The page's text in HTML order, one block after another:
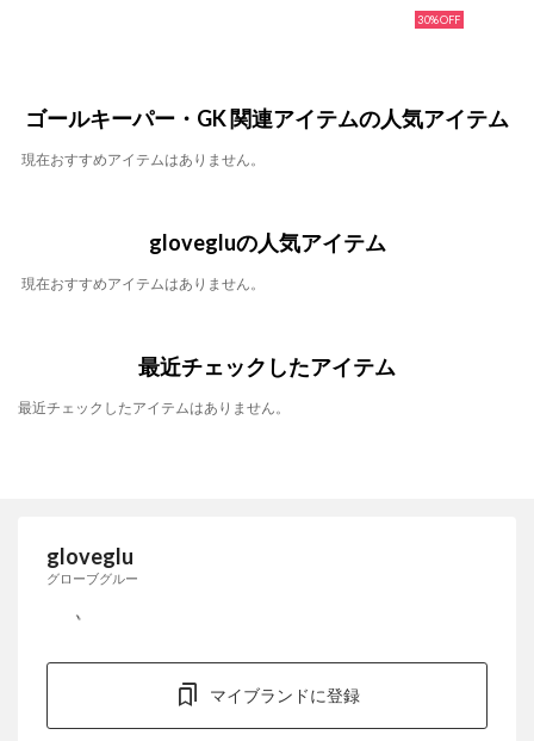
30%
ゴールキーパー・GK 関連アイテムの人気アイテム
現在おすすめアイテムはありません。
glovegluの人気アイテム
現在おすすめアイテムはありません。
最近チェックしたアイテム
最近チェックしたアイテムはありません。
gloveglu
グローブグルー
マイブランドに登録